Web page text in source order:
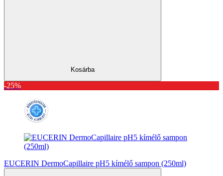
Kosárba
-25%
EUCERIN DermoCapillaire pH5 kímélő sampon (250ml)